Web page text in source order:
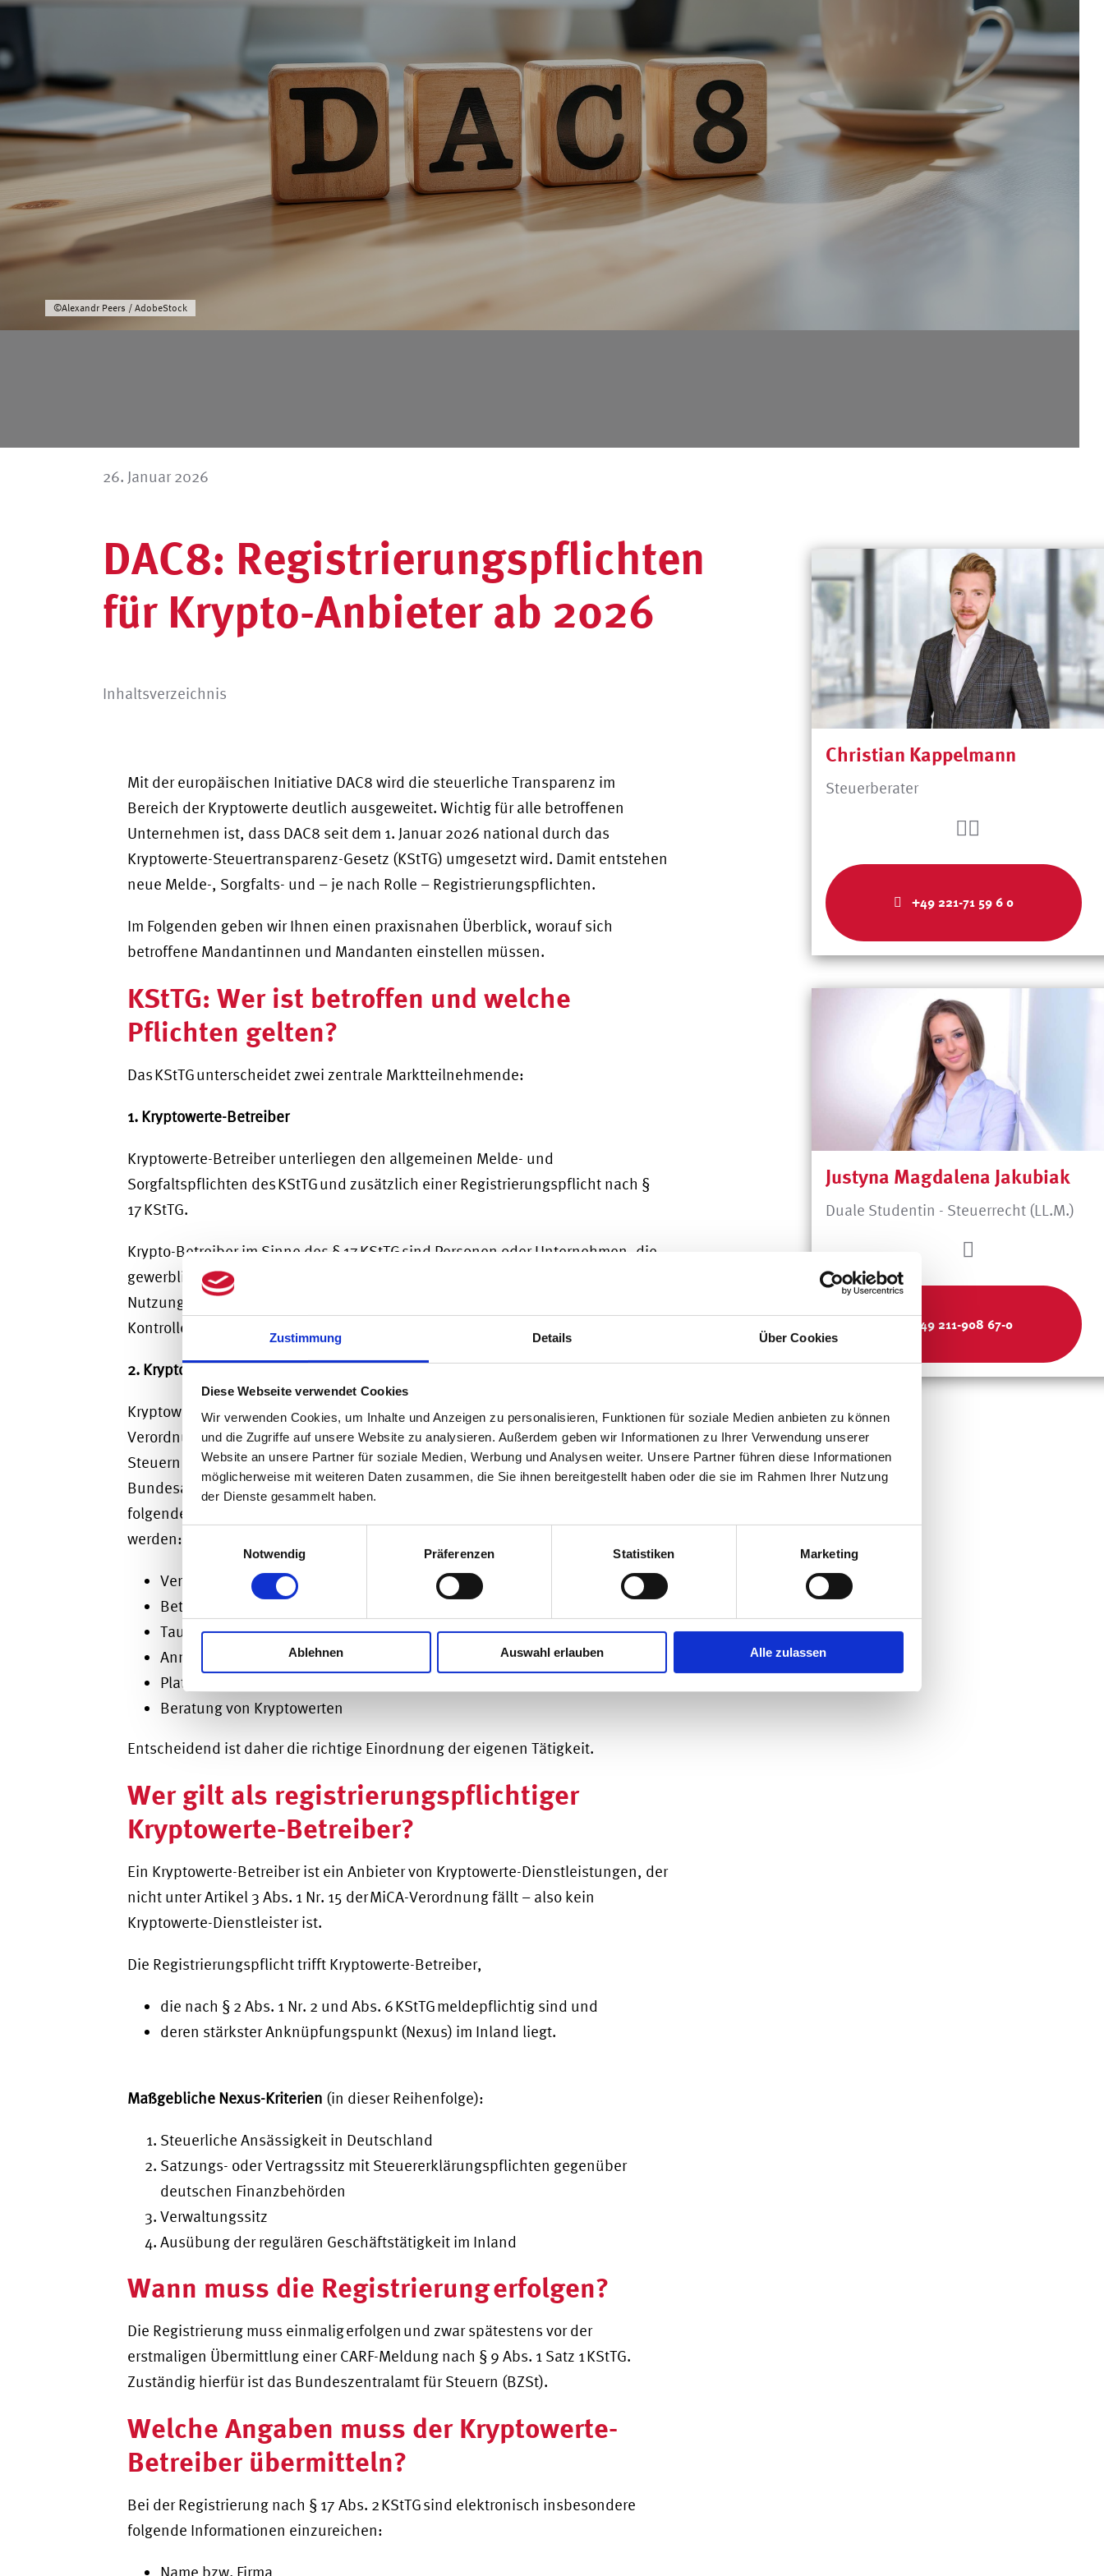
Zustimmung Details Über Cookies
Diese Webseite verwendet Cookies
Wir verwenden Cookies, um Inhalte und Anzeigen zu personalisieren, Funktionen für soziale Medien anbieten zu können
und die Zugriffe auf unsere Website zu analysieren. Außerdem geben wir Informationen zu Ihrer Verwendung unserer
Website an unsere Partner für soziale Medien, Werbung und Analysen weiter. Unsere Partner führen diese Informationen
möglicherweise mit weiteren Daten zusammen, die Sie ihnen bereitgestellt haben oder die sie im Rahmen Ihrer Nutzung
der Dienste gesammelt haben.
Notwendig
Präferenzen Statistiken Marketing
Ablehnen Auswahl erlauben Alle zulassen
©Alexandr Peers / AdobeStock
26. Januar 2026
DAC8: Registrierungspflichten
für Krypto-Anbieter ab 2026
Inhaltsverzeichnis
Mit der europäischen Initiative DAC8 wird die steuerliche Transparenz im
Bereich der Kryptowerte deutlich ausgeweitet. Wichtig für alle betroffenen
Unternehmen ist, dass DAC8 seit dem 1. Januar 2026 national durch das
Kryptowerte-Steuertransparenz-Gesetz (KStTG) umgesetzt wird. Damit entstehen
neue Melde-, Sorgfalts- und – je nach Rolle – Registrierungspflichten.
Im Folgenden geben wir Ihnen einen praxisnahen Überblick, worauf sich
betroffene Mandantinnen und Mandanten einstellen müssen.
KStTG: Wer ist betroffen und welche
Pflichten gelten?
Das KStTG unterscheidet zwei zentrale Marktteilnehmende:
1. Kryptowerte-Betreiber
Kryptowerte-Betreiber unterliegen den allgemeinen Melde- und
Sorgfaltspflichten des KStTG und zusätzlich einer Registrierungspflicht nach §
17 KStTG.
Krypto-Betreiber im Sinne des § 17 KStTG sind Personen oder Unternehmen, die
gewerblich für Dritte Kryptowerte verwahren, übertragen, handeln oder deren
Nutzung technisch oder wirtschaftlich ermöglichen und dabei die maßgebliche
Kontrolle über die hierfür eingesetzte Infrastruktur oder Abwicklung innehaben.
2. Kryptowerte-Dienstleister
Kryptowerte-Dienstleister im Sinne der Markets in Crypto-Assets (MiCA)-
Verordnung sind nicht beim Bundeszentralamt für
Steuern (BZSt)registrierungspflichtig, sondern zulassungspflichtig bei der
Bundesanstalt für Finanzdienstleistungsaufsicht (BaFin). Hierunter fallen
folgende Dienstleistungen, die im Zusammenhang mit Kryptowerten erbracht
werden:
Verwahrung, Verwaltung oder Portfolioverwaltung von Kryptowerten
Betrieb einer Handelsplattform für Kryptowerte
Tausch von Kryptowerten gegen einen Geldbetrag / andere Kryptowerte
Annahme, Übermittlung und Ausführung von Aufträgen über Kryptowerte
Platzierung von Kryptowerten
Beratung von Kryptowerten
Entscheidend ist daher die richtige Einordnung der eigenen Tätigkeit.
Wer gilt als registrierungspflichtiger
Kryptowerte-Betreiber?
Ein Kryptowerte-Betreiber ist ein Anbieter von Kryptowerte-Dienstleistungen, der
nicht unter Artikel 3 Abs. 1 Nr. 15 der MiCA-Verordnung fällt – also kein
Kryptowerte-Dienstleister ist.
Die Registrierungspflicht trifft Kryptowerte-Betreiber,
die nach § 2 Abs. 1 Nr. 2 und Abs. 6 KStTG meldepflichtig sind und
deren stärkster Anknüpfungspunkt (Nexus) im Inland liegt.
Maßgebliche Nexus-Kriterien (in dieser Reihenfolge):
Steuerliche Ansässigkeit in Deutschland
Satzungs- oder Vertragssitz mit Steuererklärungspflichten gegenüber
deutschen Finanzbehörden
Verwaltungssitz
Ausübung der regulären Geschäftstätigkeit im Inland
Wann muss die Registrierung erfolgen?
Die Registrierung muss einmalig erfolgen und zwar spätestens vor der
erstmaligen Übermittlung einer CARF-Meldung nach § 9 Abs. 1 Satz 1 KStTG.
Zuständig hierfür ist das Bundeszentralamt für Steuern (BZSt).
Welche Angaben muss der Kryptowerte-
Betreiber übermitteln?
Bei der Registrierung nach § 17 Abs. 2 KStTG sind elektronisch insbesondere
folgende Informationen einzureichen:
Name bzw. Firma
Christian Kappelmann
Steuerberater
+49 221-71 59 6 0
Justyna Magdalena Jakubiak
Duale Studentin - Steuerrecht (LL.M.)
+49 211-908 67-0